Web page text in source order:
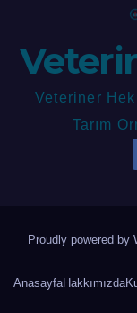
Veteriner
Tarım
Proudly powered by
AnasayfaHakkımızda